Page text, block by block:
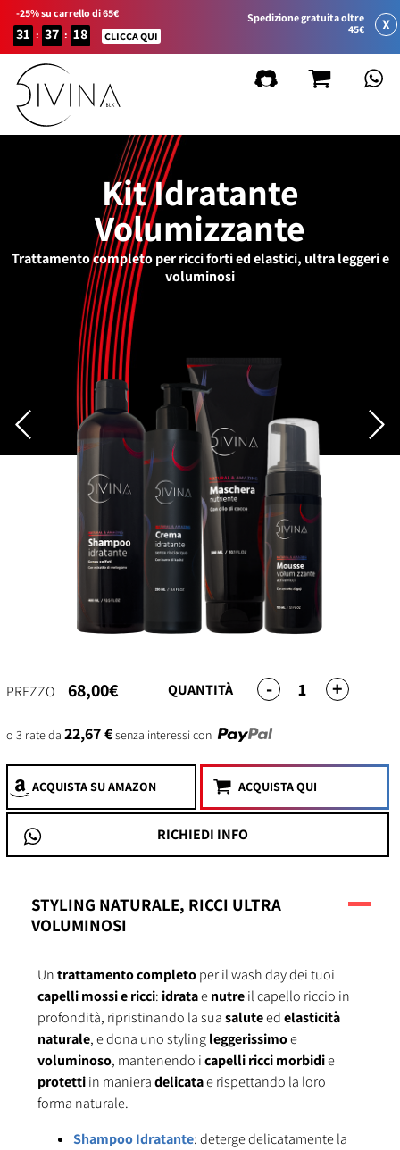
-25% su carrello di 65€
31 : 37 : 18 CLICCA QUI
Spedizione gratuita oltre
45€
X
Kit Idratante
Volumizzante
Trattamento completo per ricci forti ed elastici, ultra leggeri e
voluminosi
QUANTITÀ - 1 +
PREZZO 68,00€
o 3 rate da22,67 €senza interessi con
ACQUISTASU AMAZON ACQUISTA QUI
RICHIEDI INFO
STYLING NATURALE, RICCI ULTRA
VOLUMINOSI
Untrattamento completoper il wash day dei tuoi
capelli mossi e ricci: idrataenutreil capello riccio in
profondità, ripristinando la suasaluteedelasticità
naturale, e dona uno stylingleggerissimoe
voluminoso, mantenendo icapelli ricci morbidie
protettiin manieradelicatae rispettando la loro
forma naturale.
Shampoo Idratante: deterge delicatamente la